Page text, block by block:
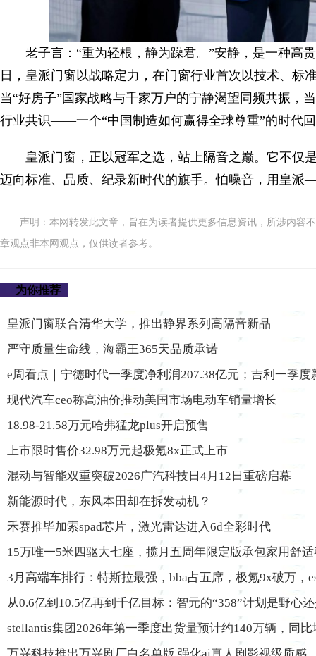
老子言：“重为轻根，静为躁君。”安静，是一种高
日，皇派门窗以战略定力，在门窗行业首次以技术、标
当“好房子”国家战略与千家万户的宁静渴望同频共振，
行业共识——一个“中国制造如何赢得全球尊重”的时代
皇派门窗，正以冠军之选，站上隔音之巅。它不仅
迈向标准、品质、纪录新时代的旗手。怕噪音，用皇
声明：本网转发此文章，旨在为读者提供更多信息资讯，所涉内容
章观点非本网观点，仅供读者参考。
为你推荐
皇派门窗联合清华大学，推出静界系列高隔音新品
严守质量生命线，海霸王365天品质承诺
e周看点｜宁德时代一季度净利润207.38亿元；吉利一季度
现代汽车ceo称高油价推动美国市场电动车销量增长
18.98-21.58万元哈弗猛龙plus开启预售
上市限时售价32.98万元起极氪8x正式上市
混动与智能双重突破2026广汽科技日4月12日重磅启幕
新能源时代，东风本田却在拆发动机？
禾赛推毕加索spad芯片，激光雷达进入6d全彩时代
15万唯一5米四驱大七座，揽月五周年限定版承包家用舒
3月高端车排行：特斯拉最强，bba占五席，极氪9x破万，
从0.6亿到10.5亿再到千亿目标：智元的“358”计划是野心
stellantis集团2026年第一季度出货量预计约140万辆，同比